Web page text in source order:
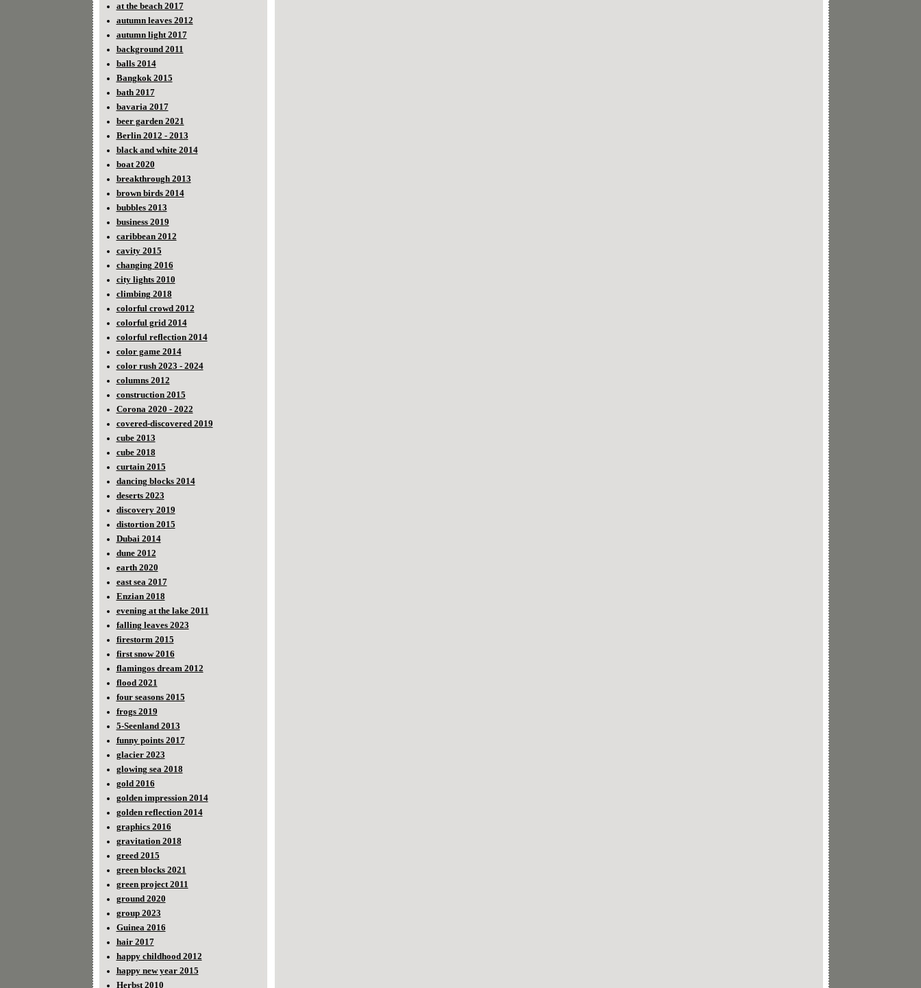
at the beach 2017
autumn leaves 2012
autumn light 2017
background 2011
balls 2014
Bangkok 2015
bath 2017
bavaria 2017
beer garden 2021
Berlin 2012 - 2013
black and white 2014
boat 2020
breakthrough 2013
brown birds 2014
bubbles 2013
business 2019
caribbean 2012
cavity 2015
changing 2016
city lights 2010
climbing 2018
colorful crowd 2012
colorful grid 2014
colorful reflection 2014
color game 2014
color rush 2023 - 2024
columns 2012
construction 2015
Corona 2020 - 2022
covered-discovered 2019
cube 2013
cube 2018
curtain 2015
dancing blocks 2014
deserts 2023
discovery 2019
distortion 2015
Dubai 2014
dune 2012
earth 2020
east sea 2017
Enzian 2018
evening at the lake 2011
falling leaves 2023
firestorm 2015
first snow 2016
flamingos dream 2012
flood 2021
four seasons 2015
frogs 2019
5-Seenland 2013
funny points 2017
glacier 2023
glowing sea 2018
gold 2016
golden impression 2014
golden reflection 2014
graphics 2016
gravitation 2018
greed 2015
green blocks 2021
green project 2011
ground 2020
group 2023
Guinea 2016
hair 2017
happy childhood 2012
happy new year 2015
Herbst 2010